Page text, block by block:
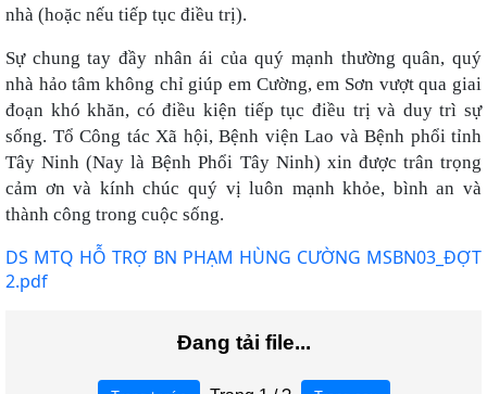
nhà (hoặc nếu tiếp tục điều trị).
Sự chung tay đầy nhân ái của quý mạnh thường quân, quý
nhà hảo tâm không chỉ giúp em Cường, em Sơn vượt qua giai
đoạn khó khăn, có điều kiện tiếp tục điều trị và duy trì sự
sống. Tổ Công tác Xã hội, Bệnh viện Lao và Bệnh phổi tỉnh
Tây Ninh (Nay là Bệnh Phổi Tây Ninh) xin được trân trọng
cảm ơn và kính chúc quý vị luôn mạnh khỏe, bình an và
thành công trong cuộc sống.
DS MTQ HỖ TRỢ BN PHẠM HÙNG CƯỜNG MSBN03_ĐỢT
2.pdf